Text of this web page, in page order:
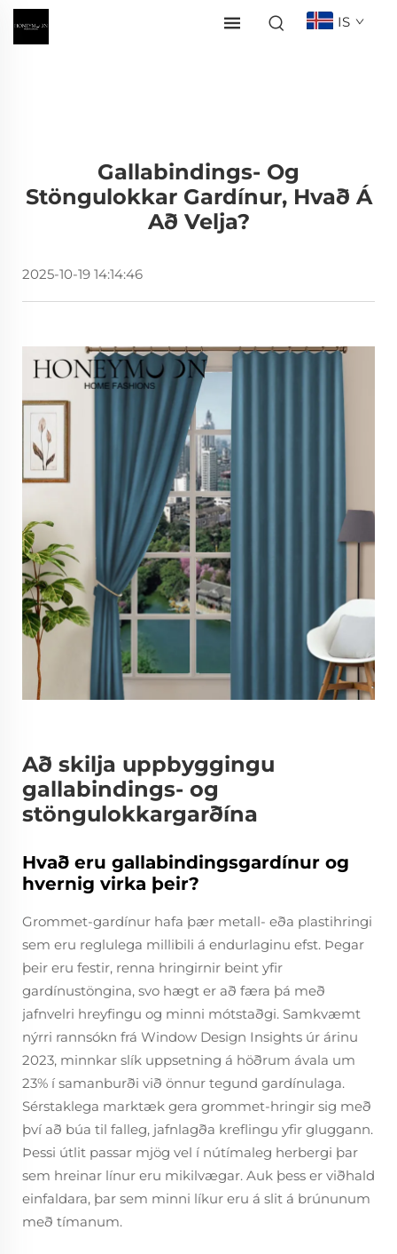
IS
Gallabindings- Og
Stöngulokkar Gardínur, Hvað Á
Að Velja?
2025-10-19 14:14:46
Að skilja uppbyggingu
gallabindings- og
stöngulokkargarðína
Hvað eru gallabindingsgardínur og
hvernig virka þeir?
Grommet-gardínur hafa þær metall- eða plastihringi
sem eru reglulega millibili á endurlaginu efst. Þegar
þeir eru festir, renna hringirnir beint yfir
gardínustöngina, svo hægt er að færa þá með
jafnvelri hreyfingu og minni mótstaðgi. Samkvæmt
nýrri rannsókn frá Window Design Insights úr árinu
2023, minnkar slík uppsetning á höðrum ávala um
23% í samanburði við önnur tegund gardínulaga.
Sérstaklega marktæk gera grommet-hringir sig með
því að búa til falleg, jafnlagða kreflingu yfir gluggann.
Þessi útlit passar mjög vel í nútímaleg herbergi þar
sem hreinar línur eru mikilvægar. Auk þess er viðhald
einfaldara, þar sem minni líkur eru á slit á brúnunum
með tímanum.